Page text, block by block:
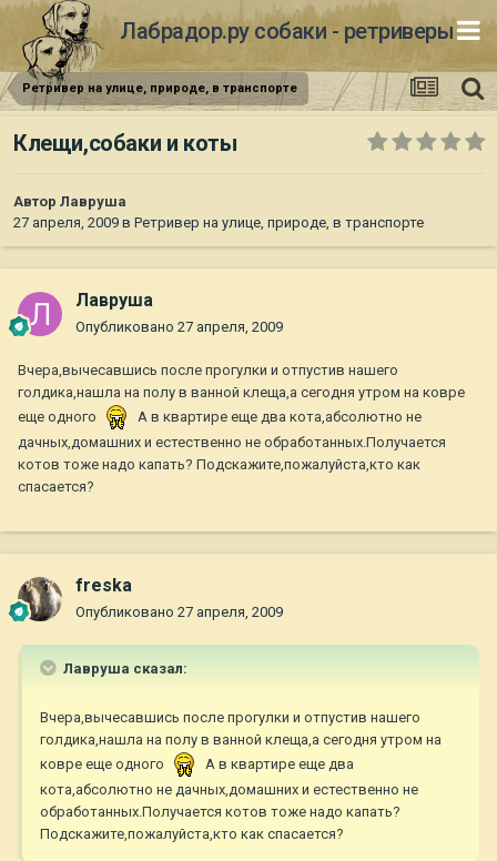
Лабрадор.ру собаки - ретриверы
Ретривер на улице, природе, в транспорте
Клещи,собаки и коты
Автор Лавруша
27 апреля, 2009 в Ретривер на улице, природе, в транспорте
Лавруша
Опубликовано 27 апреля, 2009
Вчера,вычесавшись после прогулки и отпустив нашего
голдика,нашла на полу в ванной клеща,а сегодня утром на ковре
еще одного
А в квартире еще два кота,абсолютно не
дачных,домашних и естественно не обработанных.Получается
котов тоже надо капать? Подскажите,пожалуйста,кто как
спасается?
freska
Опубликовано 27 апреля, 2009
Лавруша сказал:
Вчера,вычесавшись после прогулки и отпустив нашего
голдика,нашла на полу в ванной клеща,а сегодня утром на
ковре еще одного
А в квартире еще два
кота,абсолютно не дачных,домашних и естественно не
обработанных.Получается котов тоже надо капать?
Подскажите,пожалуйста,кто как спасается?